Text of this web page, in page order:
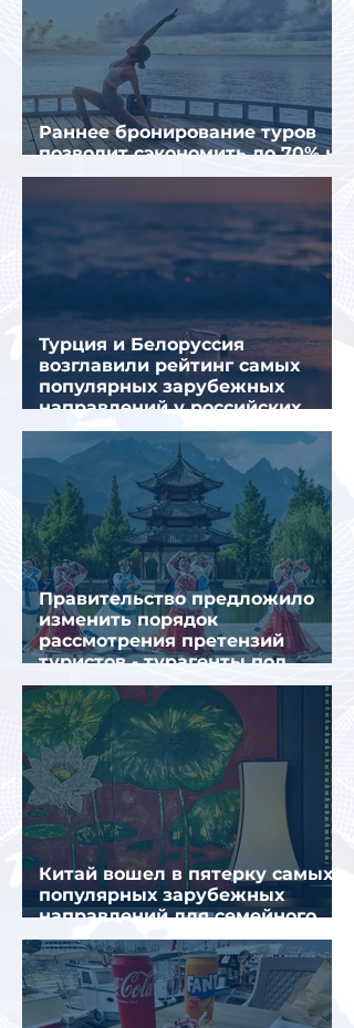
Раннее бронирование туров
позволит сэкономить до 70% на
летнем отдыхе — АТОР
Турция и Белоруссия
возглавили рейтинг самых
популярных зарубежных
направлений у российских
туристов летом
Правительство предложило
изменить порядок
рассмотрения претензий
туристов - турагенты под
ударом!
Китай вошел в пятерку самых
популярных зарубежных
направлений для семейного
отдыха летом